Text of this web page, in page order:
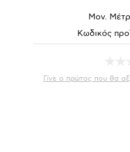
Μον.
Κωδικός
Γίνε ο πρώτος που θα